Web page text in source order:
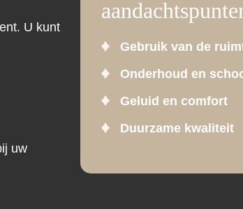
U kunt
uw
Gebruik van de
Onderhoud en
Geluid en comfort
Duurzame kwaliteit